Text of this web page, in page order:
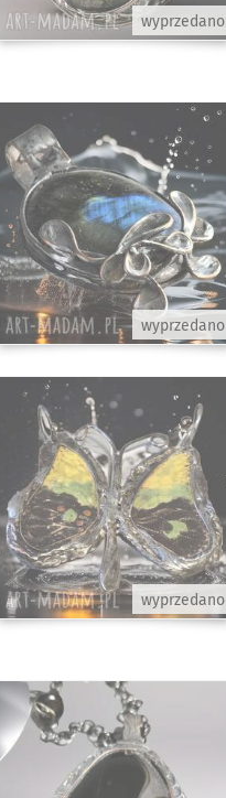
wyprzedano
wyprzedano
wyprzedano